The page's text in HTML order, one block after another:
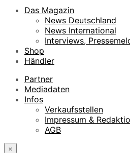
Das Magazin
News Deutschland
News International
Interviews,
Shop
Händler
Partner
Mediadaten
Infos
Verkaufsstellen
Impressum &
AGB
×